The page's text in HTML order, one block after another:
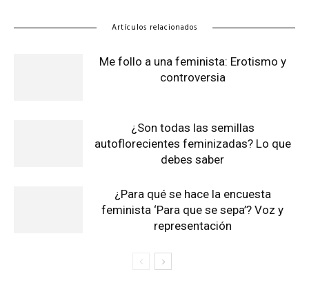
Artículos relacionados
Me follo a una feminista: Erotismo y
controversia
¿Son todas las semillas
autoflorecientes feminizadas? Lo que
debes saber
¿Para qué se hace la encuesta
feminista ‘Para que se sepa’? Voz y
representación